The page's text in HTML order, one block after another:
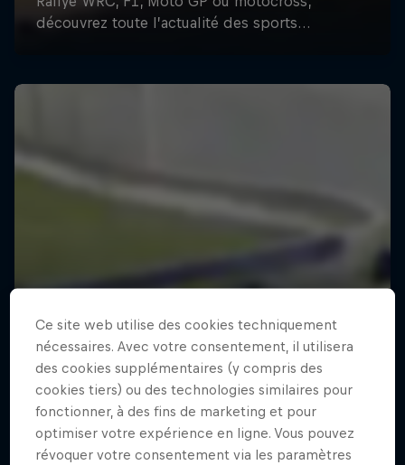
Ce site web utilise des cookies techniquement
nécessaires. Avec votre consentement, il utilisera
des cookies supplémentaires (y compris des
cookies tiers) ou des technologies similaires pour
fonctionner, à des fins de marketing et pour
optimiser votre expérience en ligne. Vous pouvez
révoquer votre consentement via les paramètres